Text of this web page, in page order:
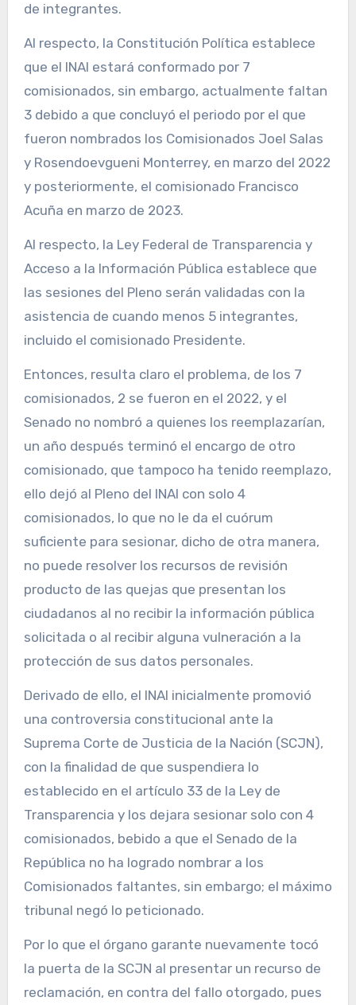
de integrantes.
Al respecto, la Constitución Política establece
que el INAI estará conformado por 7
comisionados, sin embargo, actualmente faltan
3 debido a que concluyó el periodo por el que
fueron nombrados los Comisionados Joel Salas
y Rosendoevgueni Monterrey, en marzo del 2022
y posteriormente, el comisionado Francisco
Acuña en marzo de 2023.
Al respecto, la Ley Federal de Transparencia y
Acceso a la Información Pública establece que
las sesiones del Pleno serán validadas con la
asistencia de cuando menos 5 integrantes,
incluido el comisionado Presidente.
Entonces, resulta claro el problema, de los 7
comisionados, 2 se fueron en el 2022, y el
Senado no nombró a quienes los reemplazarían,
un año después terminó el encargo de otro
comisionado, que tampoco ha tenido reemplazo,
ello dejó al Pleno del INAI con solo 4
comisionados, lo que no le da el cuórum
suficiente para sesionar, dicho de otra manera,
no puede resolver los recursos de revisión
producto de las quejas que presentan los
ciudadanos al no recibir la información pública
solicitada o al recibir alguna vulneración a la
protección de sus datos personales.
Derivado de ello, el INAI inicialmente promovió
una controversia constitucional ante la
Suprema Corte de Justicia de la Nación (SCJN),
con la finalidad de que suspendiera lo
establecido en el artículo 33 de la Ley de
Transparencia y los dejara sesionar solo con 4
comisionados, bebido a que el Senado de la
República no ha logrado nombrar a los
Comisionados faltantes, sin embargo; el máximo
tribunal negó lo peticionado.
Por lo que el órgano garante nuevamente tocó
la puerta de la SCJN al presentar un recurso de
reclamación, en contra del fallo otorgado, pues